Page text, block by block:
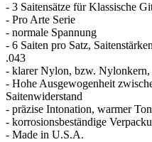
- 3 Saitensätze für Klassische
- Pro Arte Serie
- normale Spannung
- 6 Saiten pro Satz,
.043
- klarer Nylon, bzw. Nylonkern,
- Hohe Ausgewogenheit
Saitenwiderstand
- präzise Intonation, warmer Ton
- korrosionsbeständige
- Made in U.S.A.